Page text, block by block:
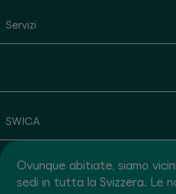
Servizi
SWICA
Ovunque abitiate, siamo
sedi in tutta la Svizzera. Le